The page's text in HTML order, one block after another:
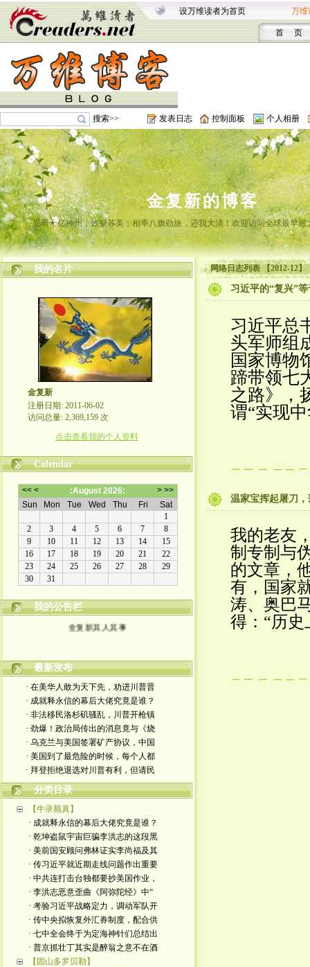
设万维读者为首页 万维
首 页
搜索>> 发表日志 控制面板 个人相册
金复新的博客
忍看十亿神州，效颦苏美；相率八旗劲旅，还我大清！欢迎访问全球最早最
我的名片
金复新
注册日期: 2011-06-02
访问总量: 2,369,159 次
点击查看我的个人资料
Calendar
我的公告栏
金复新其人其事
最新发布
· 在美华人敢为天下先，劝进川普晋
· 成就释永信的幕后大佬究竟是谁？
· 非法移民洛杉矶骚乱，川普开枪镇
· 劲爆！政治局传出的消息竟与《烧
· 乌克兰与美国签署矿产协议，中国
· 美国到了最危险的时候，每个人都
· 拜登拒绝退选对川普有利，但请民
分类目录
【牛录额真】
· 成就释永信的幕后大佬究竟是谁？
· 乾坤盗鼠宇宙巨骗李洪志的这段黑
· 美前国安顾问弗林证实李尚福及其
· 传习近平就近期走线问题作出重要
· 中共连打击台独都要抄美国作业，
· 李洪志恶意歪曲《阿弥陀经》中“
· 考验习近平战略定力，调动军队开
· 传中央拟恢复外汇券制度，配合供
· 七中全会终于为定海神针们总结出
· 普京抓壮丁其实是醉翁之意不在酒
【固山多罗贝勒】
网络日志列表 【2012-12】
习近平的“复兴”
习近平总
头军师组
国家博物
蹄带领七
之路》，
谓“实现
温家宝挥起屠刀
我的老友
制专制与
的文章，
有，国家
涛、奥巴
得：“历